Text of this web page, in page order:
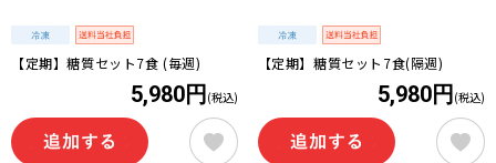
【定期】糖質セット7食 (毎週)
5,980円 (税込)
【定期】糖質セット7食(隔週)
5,980円 (税込)